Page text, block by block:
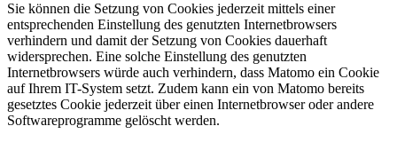
Sie können die Setzung von Cookies jederzeit mittels einer
entsprechenden Einstellung des genutzten Internetbrowsers
verhindern und damit der Setzung von Cookies dauerhaft
widersprechen. Eine solche Einstellung des genutzten
Internetbrowsers würde auch verhindern, dass Matomo ein Cookie
auf Ihrem IT-System setzt. Zudem kann ein von Matomo bereits
gesetztes Cookie jederzeit über einen Internetbrowser oder andere
Softwareprogramme gelöscht werden.